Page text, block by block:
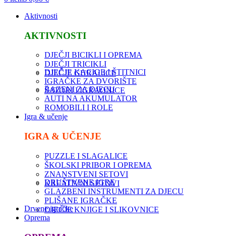
Aktivnosti
AKTIVNOSTI
DJEČJI BICIKLI I OPREMA
DJEČJI TRICIKLI
DJEČJE GURALICE
DJEČJE KACIGE I ŠTITNICI
IGRAČKE ZA DVORIŠTE
ŠATORI I IGRAONICE
BAZENI ZA DJECU
AUTI NA AKUMULATOR
ROMOBILI I ROLE
Igra & učenje
IGRA & UČENJE
PUZZLE I SLAGALICE
ŠKOLSKI PRIBOR I OPREMA
ZNANSTVENI SETOVI
KREATIVNI SETOVI
DRUŠTVENE IGRE
GLAZBENI INSTRUMENTI ZA DJECU
PLIŠANE IGRAČKE
DJEČJE KNJIGE I SLIKOVNICE
Drvene igračke
Oprema